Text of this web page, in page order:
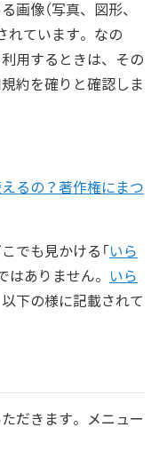
画像（写真、図形、
れています。なの
用するときは、その
約を確りと確認しま
るの？著作権にまつ
でも見かける「 いら
はありません。
いら
下の様に記載されて
だきます。メニュー